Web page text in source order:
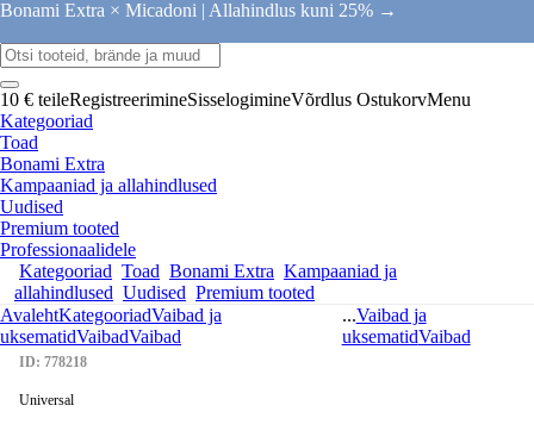
Bonami Extra × Micadoni | Allahindlus kuni 25% →
10 € teileRegistreerimineSisselogimineVõrdlus OstukorvMenu
Kategooriad
Toad
Bonami Extra
Kampaaniad ja allahindlused
Uudised
Premium tooted
Professionaalidele
Kategooriad Toad Bonami Extra Kampaaniad ja
allahindlused Uudised Premium tooted
AvalehtKategooriadVaibad ja
uksematidVaibadVaibad
...Vaibad ja
uksematidVaibad
ID: 778218
Universal